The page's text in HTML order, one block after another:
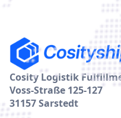
Cosity Logistik
Voss-Straße 125-127
31157 Sarstedt